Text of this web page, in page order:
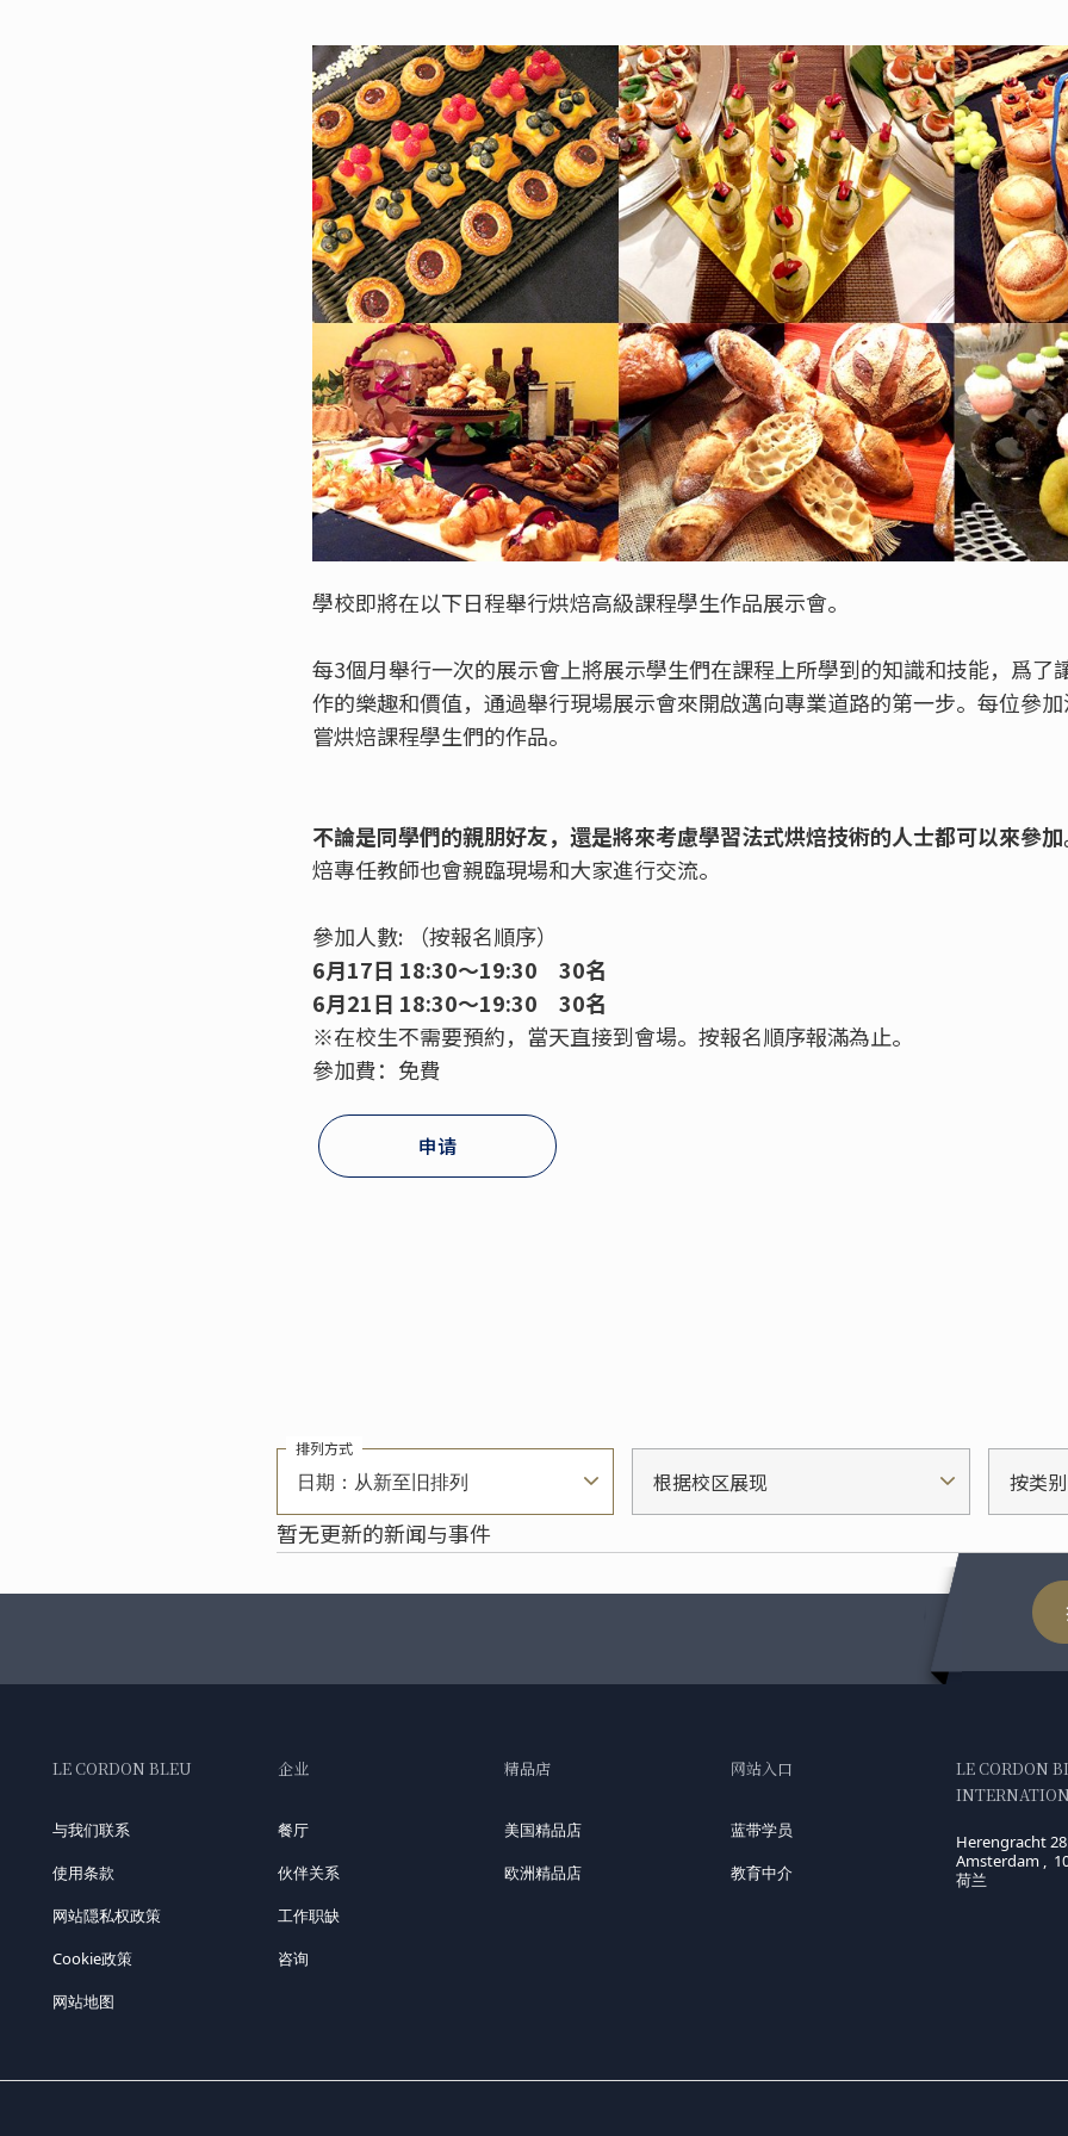
學校即將在以下日程舉行烘焙高級課程學生作品展示會。
每3個月舉行一次的展示會上將展示學生們在課程上所學到的知識和技能，爲了
作的樂趣和價值，通過舉行現場展示會來開啟邁向專業道路的第一步。每位參
嘗烘焙課程學生們的作品。
不論是同學們的親朋好友，還是將來考慮學習法式烘焙技術的人士都可以來參加
焙專任教師也會親臨現場和大家進行交流。
參加人數: （按報名順序）
6月17日 18:30～19:30 30名
6月21日 18:30～19:30 30名
※在校生不需要預約，當天直接到會場。按報名順序報滿為止。
參加費：免費
申请
日期：从新至旧排列
排列方式
根据校区展现 按类
暂无更新的新闻与事件
LE CORDON BLEU
与我们联系
使用条款
网站隠私权政策
Cookie政策
网站地图
企业
餐厅
伙伴关系
工作职缺
咨询
精品店
美国精品店
欧洲精品店
网站入口
蓝带学员
教育中介
LE CORDON
Herengracht 28
Amsterdam ,
荷兰